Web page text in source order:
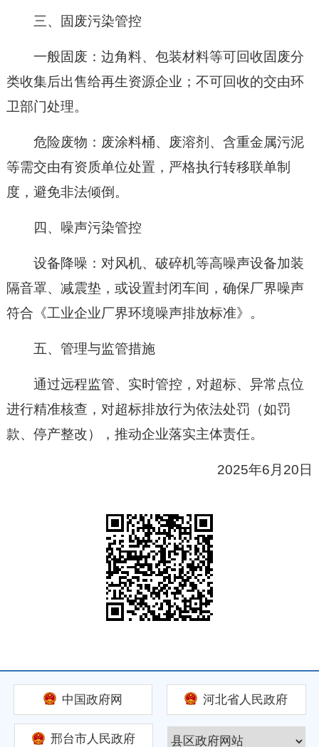
三、固废污染管控
一般固废：边角料、包装材料等可回收固废分
类收集后出售给再生资源企业；不可回收的交由环
卫部门处理。
危险废物：废涂料桶、废溶剂、含重金属污泥
等需交由有资质单位处置，严格执行转移联单制
度，避免非法倾倒。
四、噪声污染管控
设备降噪：对风机、破碎机等高噪声设备加装
隔音罩、减震垫，或设置封闭车间，确保厂界噪声
符合《工业企业厂界环境噪声排放标准》。
五、管理与监管措施
通过远程监管、实时管控，对超标、异常点位
进行精准核查，对超标排放行为依法处罚（如罚
款、停产整改），推动企业落实主体责任。
2025年6月20日
中国政府网 河北省人民政府
邢台市人民政府